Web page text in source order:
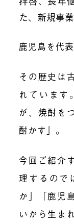
た、新規事
鹿児島を代
その歴史は
れています
が、焼酎を
酎かす」。
今回ご紹介
理するので
か」「鹿児
いから生ま